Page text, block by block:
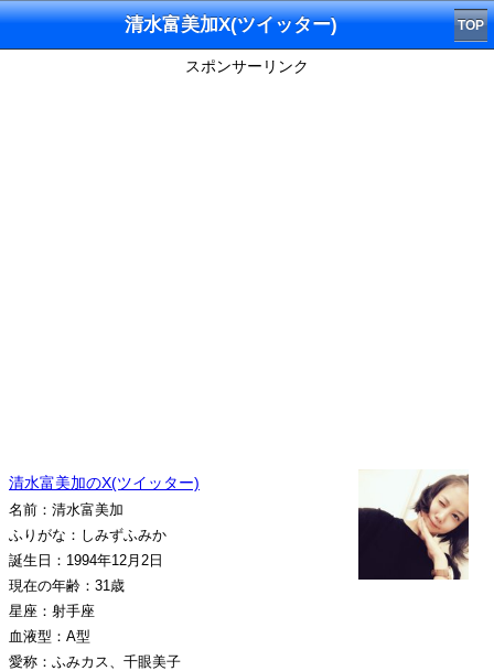
清水富美加X(ツイッター) TOP
スポンサーリンク
清水富美加のX(ツイッター)
名前：清水富美加
ふりがな：しみずふみか
誕生日：1994年12月2日
現在の年齢：31歳
星座：射手座
血液型：A型
愛称：ふみカス、千眼美子